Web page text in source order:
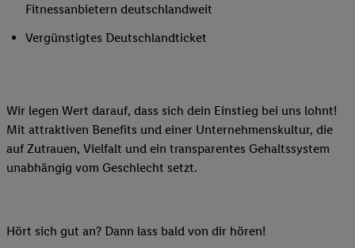
Fitnessanbietern deutschlandweit
Vergünstigtes Deutschlandticket
Wir legen Wert darauf, dass sich dein Einstieg bei uns lohnt!
Mit attraktiven Benefits und einer Unternehmenskultur, die
auf Zutrauen, Vielfalt und ein transparentes Gehaltssystem
unabhängig vom Geschlecht setzt.
Hört sich gut an? Dann lass bald von dir hören!